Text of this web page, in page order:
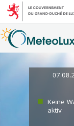
Keine
aktiv